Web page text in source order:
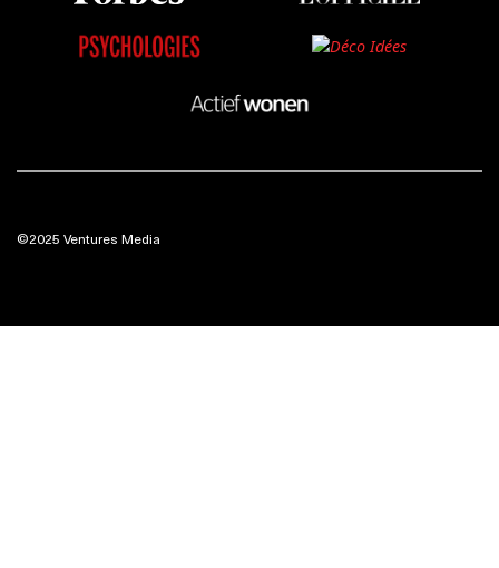
©2025 Ventures Media